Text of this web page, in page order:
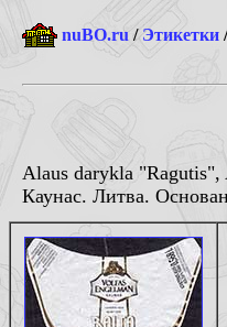
nuBO.ru /Этикетки
Alaus darykla
Каунас. Литва.